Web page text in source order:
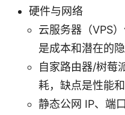
硬件与网络
云服务器（VPS
是成本和潜在的隐
自家路由器/树莓
耗，缺点是性能
静态公网 IP、端